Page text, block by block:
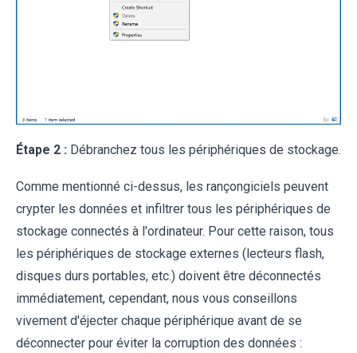
Étape 2 : Débranchez tous les périphériques de stockage.
Comme mentionné ci-dessus, les rançongiciels peuvent
crypter les données et infiltrer tous les périphériques de
stockage connectés à l'ordinateur. Pour cette raison, tous
les périphériques de stockage externes (lecteurs flash,
disques durs portables, etc.) doivent être déconnectés
immédiatement, cependant, nous vous conseillons
vivement d'éjecter chaque périphérique avant de se
déconnecter pour éviter la corruption des données :